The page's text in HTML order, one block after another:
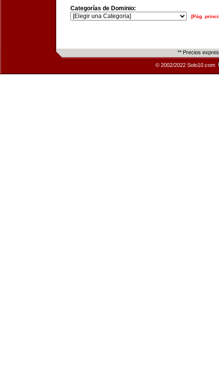
Categorías de Dominio:
[Pág.
** Precios
© 2002/2022 Solo10.com